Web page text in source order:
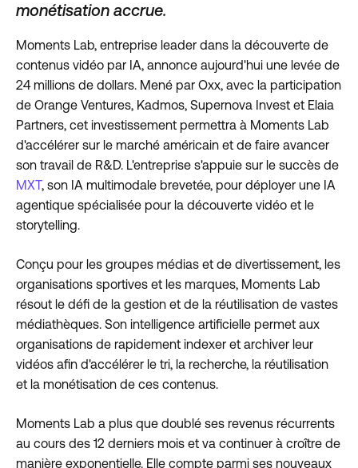
monétisation accrue.
Moments Lab, entreprise leader dans la découverte de
contenus vidéo par IA, annonce aujourd'hui une levée de
24 millions de dollars. Mené par Oxx, avec la participation
de Orange Ventures, Kadmos, Supernova Invest et Elaia
Partners, cet investissement permettra à Moments Lab
d'accélérer sur le marché américain et de faire avancer
son travail de R&D. L'entreprise s'appuie sur le succès de
MXT, son IA multimodale brevetée, pour déployer une IA
agentique spécialisée pour la découverte vidéo et le
storytelling.
Conçu pour les groupes médias et de divertissement, les
organisations sportives et les marques, Moments Lab
résout le défi de la gestion et de la réutilisation de vastes
médiathèques. Son intelligence artificielle permet aux
organisations de rapidement indexer et archiver leur
vidéos afin d'accélérer le tri, la recherche, la réutilisation
et la monétisation de ces contenus.
Moments Lab a plus que doublé ses revenus récurrents
au cours des 12 derniers mois et va continuer à croître de
manière exponentielle. Elle compte parmi ses nouveaux